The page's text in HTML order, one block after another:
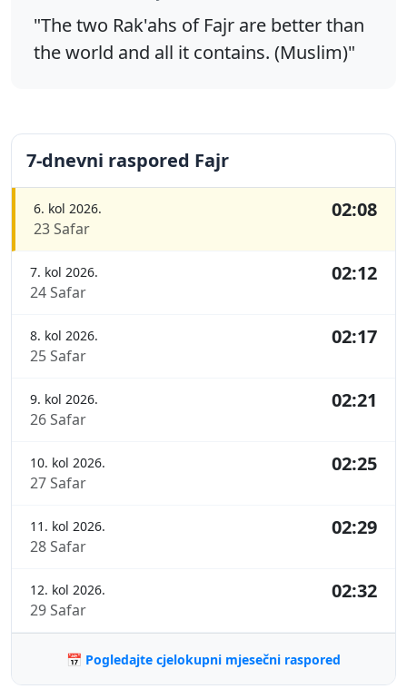
"The two Rak'ahs of Fajr are better than
the world and all it contains. (Muslim)"
7-dnevni raspored Fajr
6. kol 2026.
23 Safar
02:08
7. kol 2026.
24 Safar
02:12
8. kol 2026.
25 Safar
02:17
9. kol 2026.
26 Safar
02:21
10. kol 2026.
27 Safar
02:25
11. kol 2026.
28 Safar
02:29
12. kol 2026.
29 Safar
02:32
📅 Pogledajte cjelokupni mjesečni raspored